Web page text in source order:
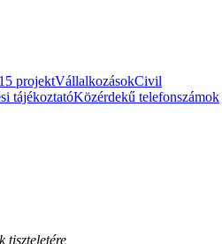
projektVállalkozásokCivil
tájékoztatóKözérdekű telefonszámok
tiszteletére